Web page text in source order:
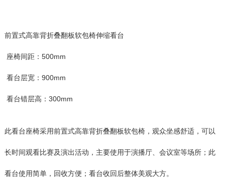
前置式高靠背折叠翻板软包椅伸缩看台
座椅间距：500mm
看台层宽：900mm
看台错层高：300mm
此看台座椅采用前置式高靠背折叠翻板软包椅，观众坐感舒适，可以
长时间观看比赛及演出活动，主要使用于演播厅、会议室等场所；此
看台使用简单，回收方便；看台收回后整体美观大方。